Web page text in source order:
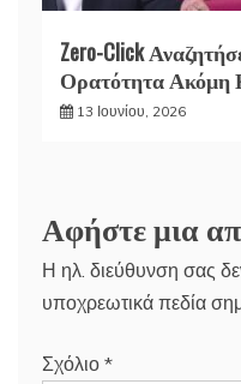
Zero-Click
Ορατότητα Ακόμη
13 Ιουνίου, 2026
Αφήστε μια
Η ηλ. διεύθυνση σας
υποχρεωτικά πεδία
Σχόλιο *